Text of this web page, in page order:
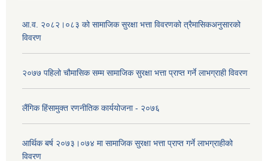
आ.व. २०८२।०८३ को सामाजिक सुरक्षा भत्ता विवरणको त्रैमासिकअनुसारको
विवरण
२०७७ पहिलो चौमासिक सम्म सामाजिक सुरक्षा भत्ता प्राप्त गर्ने लाभग्राही विवरण
लैंगिक हिंसामुक्त रणनीतिक कार्ययोजना - २०७६
आर्थिक बर्ष २०७३।०७४ मा सामाजिक सुरक्षा भत्ता प्राप्त गर्ने लाभग्राहीको
विवरण